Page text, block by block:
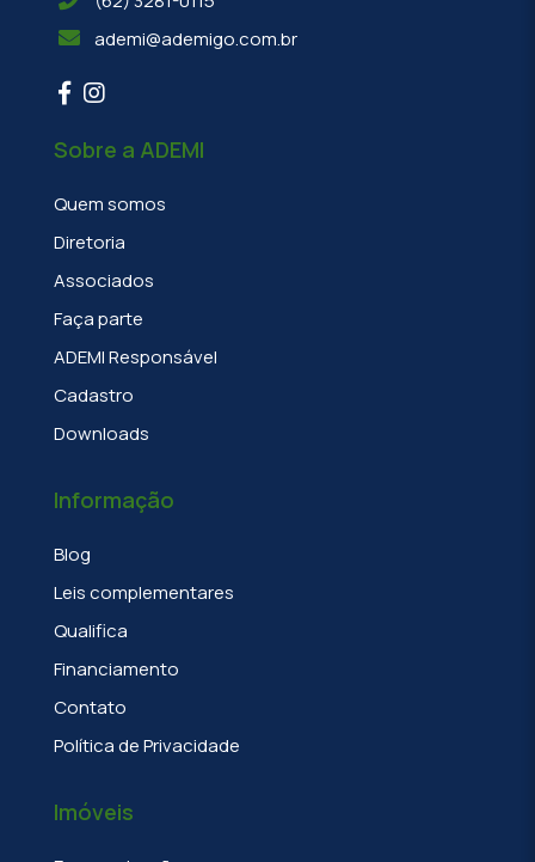
ademi@ademigo.com.br
Sobre a ADEMI
Quem somos
Diretoria
Associados
Faça parte
ADEMI Responsável
Cadastro
Downloads
Informação
Blog
Leis complementares
Qualifica
Financiamento
Contato
Política de Privacidade
Imóveis